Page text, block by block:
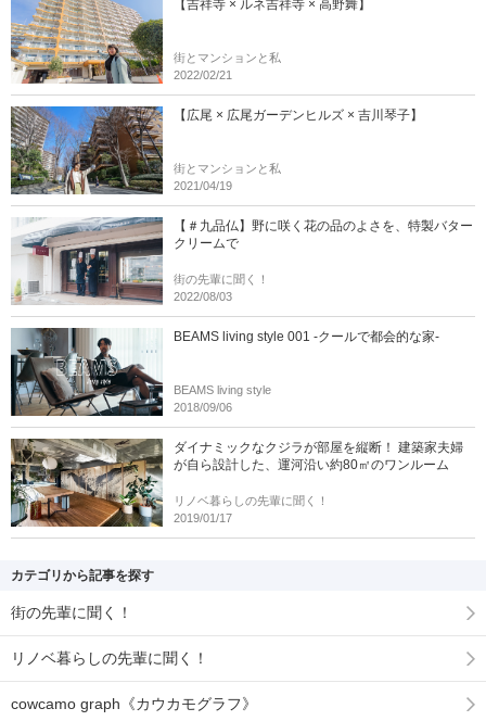
【吉祥寺 × ルネ吉祥寺 × 高野舞】
街とマンションと私
2022/02/21
【広尾 × 広尾ガーデンヒルズ × 吉川琴子】
街とマンションと私
2021/04/19
【＃九品仏】野に咲く花の品のよさを、特製バター
クリームで
街の先輩に聞く！
2022/08/03
BEAMS living style 001 -クールで都会的な家-
BEAMS living style
2018/09/06
ダイナミックなクジラが部屋を縦断！ 建築家夫婦
が自ら設計した、運河沿い約80㎡のワンルーム
リノベ暮らしの先輩に聞く！
2019/01/17
カテゴリから記事を探す
街の先輩に聞く！
リノベ暮らしの先輩に聞く！
cowcamo graph《カウカモグラフ》